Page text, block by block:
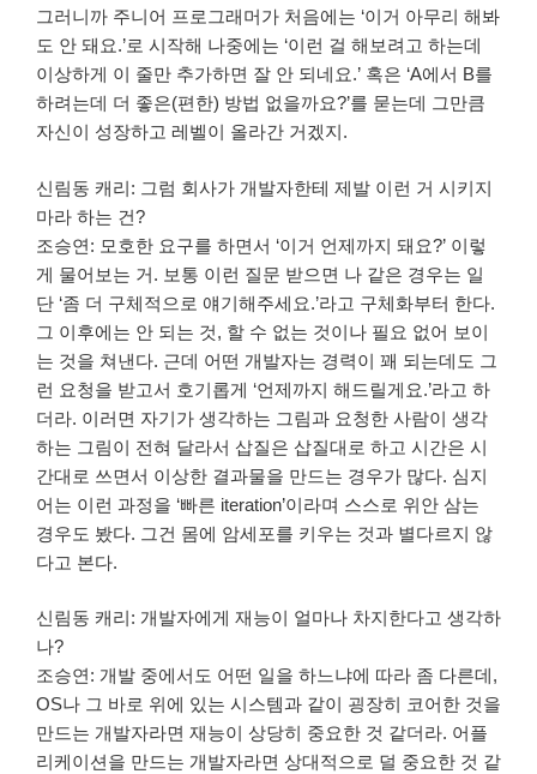
그러니까 주니어 프로그래머가 처음에는 ‘이거 아무리 해봐
도 안 돼요.’로 시작해 나중에는 ‘이런 걸 해보려고 하는데
이상하게 이 줄만 추가하면 잘 안 되네요.’ 혹은 ‘A에서 B를
하려는데 더 좋은(편한) 방법 없을까요?’를 묻는데 그만큼
자신이 성장하고 레벨이 올라간 거겠지.
신림동 캐리: 그럼 회사가 개발자한테 제발 이런 거 시키지
마라 하는 건?
조승연: 모호한 요구를 하면서 ‘이거 언제까지 돼요?’ 이렇
게 물어보는 거. 보통 이런 질문 받으면 나 같은 경우는 일
단 ‘좀 더 구체적으로 얘기해주세요.’라고 구체화부터 한다.
그 이후에는 안 되는 것, 할 수 없는 것이나 필요 없어 보이
는 것을 쳐낸다. 근데 어떤 개발자는 경력이 꽤 되는데도 그
런 요청을 받고서 호기롭게 ‘언제까지 해드릴게요.’라고 하
더라. 이러면 자기가 생각하는 그림과 요청한 사람이 생각
하는 그림이 전혀 달라서 삽질은 삽질대로 하고 시간은 시
간대로 쓰면서 이상한 결과물을 만드는 경우가 많다. 심지
어는 이런 과정을 ‘빠른 iteration’이라며 스스로 위안 삼는
경우도 봤다. 그건 몸에 암세포를 키우는 것과 별다르지 않
다고 본다.
신림동 캐리: 개발자에게 재능이 얼마나 차지한다고 생각하
나?
조승연: 개발 중에서도 어떤 일을 하느냐에 따라 좀 다른데,
OS나 그 바로 위에 있는 시스템과 같이 굉장히 코어한 것을
만드는 개발자라면 재능이 상당히 중요한 것 같더라. 어플
리케이션을 만드는 개발자라면 상대적으로 덜 중요한 것 같